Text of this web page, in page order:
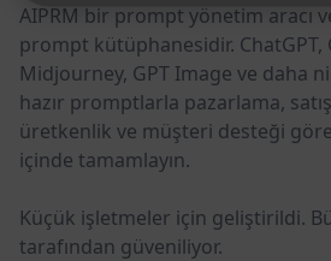
AIPRM bir prompt yönetim aracı
prompt kütüphanesidir. ChatGPT,
Midjourney, GPT Image ve daha
hazır promptlarla pazarlama,
üretkenlik ve müşteri desteği
içinde tamamlayın.
Küçük işletmeler için geliştirildi.
tarafından güveniliyor.